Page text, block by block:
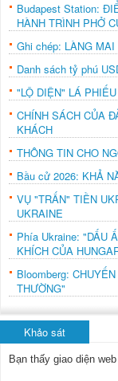
Budapest Station:
HÀNH TRÌNH PHỞ
Ghi chép: LÀNG
Danh sách tỷ phú
"LỘ DIỆN" LÁ
CHÍNH SÁCH CỦA
KHÁCH
THÔNG TIN CHO
Bầu cử 2026: KHẢ
VỤ "TRẤN" TIỀN
UKRAINE
Phía Ukraine: "DẤU
KHÍCH CỦA
Bloomberg:
THƯỜNG"
Khảo sát
Bạn thấy giao diện